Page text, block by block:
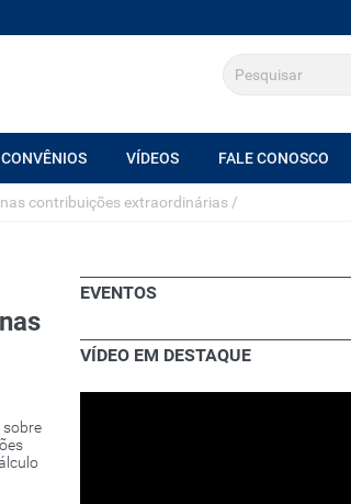
CONVÊNIOS VÍDEOS FALE CONOSCO
contribuições extraordinárias /
sobre
EVENTOS
VÍDEO EM DESTAQUE